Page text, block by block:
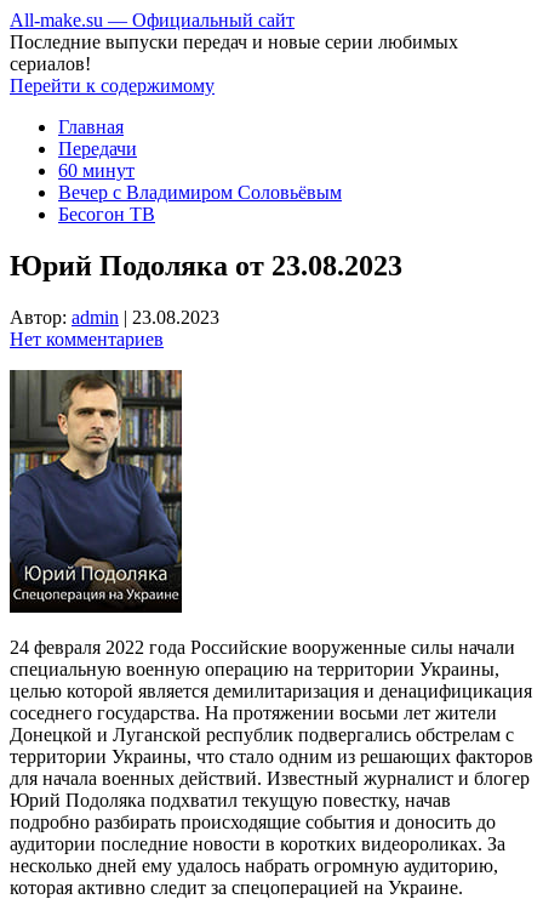
All-make.su — Официальный сайт
Последние выпуски передач и новые серии любимых
сериалов!
Перейти к содержимому
Главная
Передачи
60 минут
Вечер с Владимиром Соловьёвым
Бесогон ТВ
Юрий Подоляка от 23.08.2023
Автор: admin | 23.08.2023
Нет комментариев
24 февраля 2022 года Российские вооруженные силы начали
специальную военную операцию на территории Украины,
целью которой является демилитаризация и денацифицикация
соседнего государства. На протяжении восьми лет жители
Донецкой и Луганской республик подвергались обстрелам с
территории Украины, что стало одним из решающих факторов
для начала военных действий. Известный журналист и блогер
Юрий Подоляка подхватил текущую повестку, начав
подробно разбирать происходящие события и доносить до
аудитории последние новости в коротких видеороликах. За
несколько дней ему удалось набрать огромную аудиторию,
которая активно следит за спецоперацией на Украине.